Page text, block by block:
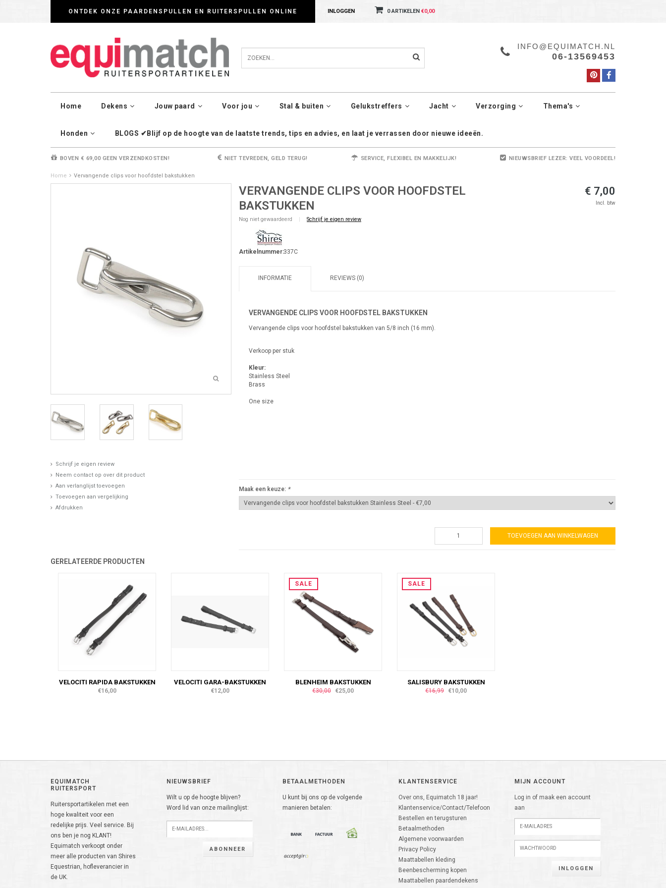
ONTDEK ONZE PAARDENSPULLEN EN RUITERSPULLEN ONLINE INLOGGEN 0 ARTIKELEN €0,00
INFO@EQUIMATCH.NL
06-13569453
Home Dekens Jouw paard Voor jou Stal & buiten Gelukstreffers Jacht Verzorging Thema's
Honden BLOGS ✔Blijf op de hoogte van de laatste trends, tips en advies, en laat je verrassen door nieuwe ideeën.
BOVEN € 69,00 GEEN VERZENDKOSTEN! NIET TEVREDEN, GELD TERUG! SERVICE, FLEXIBEL EN MAKKELIJK! NIEUWSBRIEF LEZER: VEEL VOORDEEL!
Home Vervangende clips voor hoofdstel bakstukken
Schrijf je eigen review
Neem contact op over dit product
Aan verlanglijst toevoegen
Toevoegen aan vergelijking
Afdrukken
VERVANGENDE CLIPS VOOR HOOFDSTEL
BAKSTUKKEN
Nog niet gewaardeerd | Schrijf je eigen review
€ 7,00
Incl. btw
Artikelnummer:337C
INFORMATIE REVIEWS (0)
VERVANGENDE CLIPS VOOR HOOFDSTEL BAKSTUKKEN
Vervangende clips voor hoofdstel bakstukken van 5/8 inch (16 mm).
Verkoop per stuk
Kleur:
Stainless Steel
Brass
One size
Maak een keuze: *
TOEVOEGEN AAN WINKELWAGEN
GERELATEERDE PRODUCTEN
VELOCITI RAPIDA BAKSTUKKEN
€16,00
VELOCITI GARA-BAKSTUKKEN
€12,00
SALE
BLENHEIM BAKSTUKKEN
€30,00 €25,00
SALE
SALISBURY BAKSTUKKEN
€16,99 €10,00
EQUIMATCH
RUITERSPORT
Ruitersportartikelen met een
hoge kwaliteit voor een
redelijke prijs. Veel service. Bij
ons ben je nog KLANT!
Equimatch verkoopt onder
meer alle producten van Shires
Equestrian, hofleverancier in
de UK.
NIEUWSBRIEF
Wilt u op de hoogte blijven?
Word lid van onze mailinglijst:
ABONNEER
BETAALMETHODEN
U kunt bij ons op de volgende
manieren betalen:
KLANTENSERVICE
Over ons, Equimatch 18 jaar!
Klantenservice/Contact/Telefoon
Bestellen en terugsturen
Betaalmethoden
Algemene voorwaarden
Privacy Policy
Maattabellen kleding
Beenbescherming kopen
Maattabellen paardendekens
MIJN ACCOUNT
Log in of maak een account
aan
INLOGGEN
Wij werken zorgvuldig met cookies. Kijk gerust voor meer informatie op onze Privacy Policy pagina.